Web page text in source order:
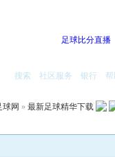
足球比分直播
搜索 社区服务 银行
球网 » 最新足球精华下载